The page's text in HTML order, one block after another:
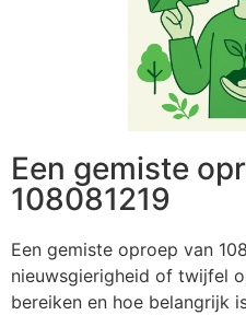
Een gemiste
108081219
Een gemiste oproep van
nieuwsgierigheid of twijfel
bereiken en hoe belangrijk